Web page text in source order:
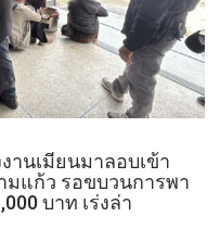
านเมียนมาลอบเข้า
มแก้ว รอขบวนการพา
บาท เร่งล่า